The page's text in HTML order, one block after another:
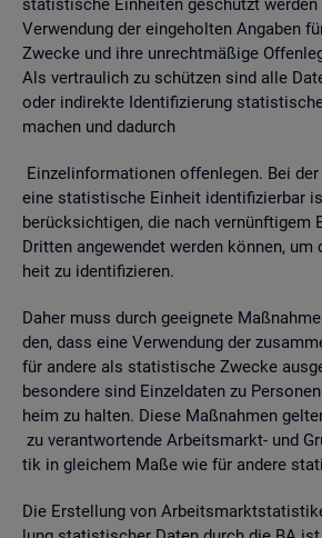
sta­tis­ti­sche Ein­hei­ten ge­schützt
Ver­wen­dung der ein­ge­hol­ten An­ga­ben
Zwe­cke und ihre un­recht­mä­ßi­ge
Als ver­trau­lich zu schüt­zen sind alle
oder in­di­rek­te Iden­ti­fi­zie­rung
ma­chen und da­durch
Ein­zel­in­for­ma­tio­nen of­fen­le­gen. Bei
eine sta­tis­ti­sche Ein­heit iden­ti­fi­zier­bar
be­rück­sich­ti­gen, die nach ver­nünf­ti­gem
Drit­ten an­ge­wen­det wer­den kön­nen,
heit zu iden­ti­fi­zie­ren.
Daher muss durch ge­eig­ne­te
den, dass eine Ver­wen­dung der
für an­de­re als sta­tis­ti­sche Zwe­cke
be­son­de­re sind Ein­zel­da­ten zu
heim zu hal­ten. Diese Maß­nah­men
zu ver­ant­wor­ten­de Ar­beits­markt- und
tik in glei­chem Maße wie für an­de­re
Die Er­stel­lung von